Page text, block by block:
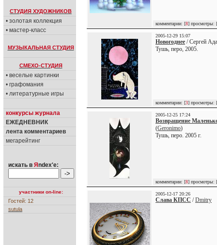
СТУДИЯ ХУДОЖНИКОВ
• золотая коллекция
• мастер-класс
МУЗЫКАЛЬНАЯ СТУДИЯ
СМЕХО-СТУДИЯ
• веселые картинки
• графомания
• литературные игры
конкурсы журнала
ЕЖЕДНЕВНИК
лента комментариев
мегарейтинг
искать в Я ndex'е:
участники on-line:
Гостей: 12
sutula
комментарии: [8] просмотры: [
2005-12-29 15:07
Новогоднее / Сергей
Тушь, перо, 2005.
комментарии: [3] просмотры: [
2005-12-25 17:24
Возвращение
(Geronimo)
Тушь, перо. 2005 г.
комментарии: [8] просмотры: [
2005-12-17 20:26
Слава КПСС /Dmitry